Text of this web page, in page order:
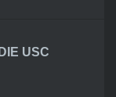
USC